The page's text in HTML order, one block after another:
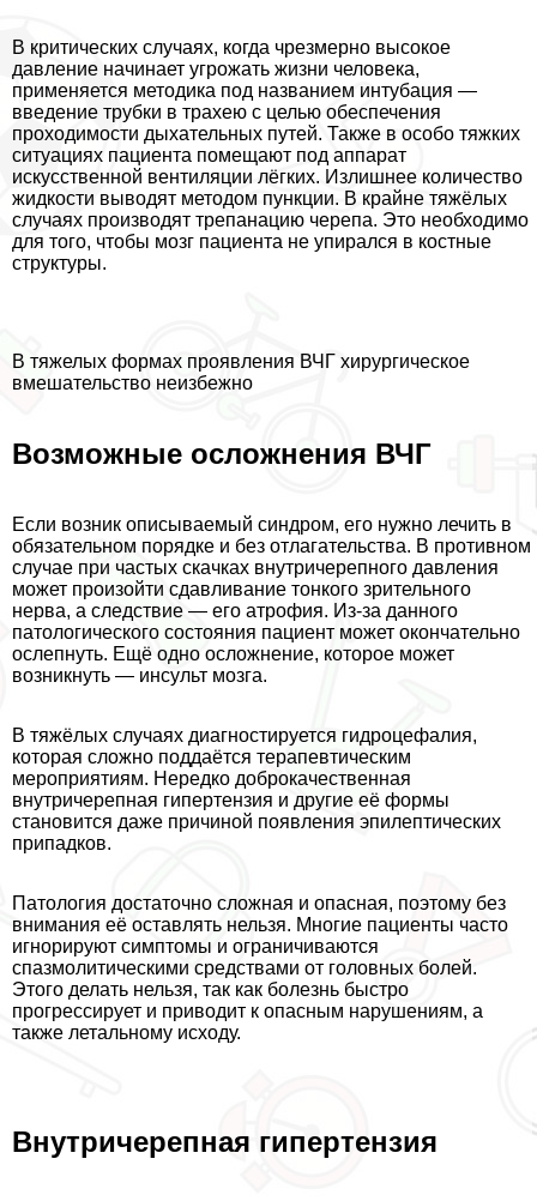
В критических случаях, когда чрезмерно высокое
давление начинает угрожать жизни человека,
применяется методика под названием интубация —
введение трубки в трахею с целью обеспечения
проходимости дыхательных путей. Также в особо тяжких
ситуациях пациента помещают под аппарат
искусственной вентиляции лёгких. Излишнее количество
жидкости выводят методом пункции. В крайне тяжёлых
случаях производят трепанацию черепа. Это необходимо
для того, чтобы мозг пациента не упирался в костные
структуры.
В тяжелых формах проявления ВЧГ хирургическое
вмешательство неизбежно
Возможные осложнения ВЧГ
Если возник описываемый синдром, его нужно лечить в
обязательном порядке и без отлагательства. В противном
случае при частых скачках внутричерепного давления
может произойти сдавливание тонкого зрительного
нерва, а следствие — его атрофия. Из-за данного
патологического состояния пациент может окончательно
ослепнуть. Ещё одно осложнение, которое может
возникнуть — инсульт мозга.
В тяжёлых случаях диагностируется гидроцефалия,
которая сложно поддаётся терапевтическим
мероприятиям. Нередко доброкачественная
внутричерепная гипертензия и другие её формы
становится даже причиной появления эпилептических
припадков.
Патология достаточно сложная и опасная, поэтому без
внимания её оставлять нельзя. Многие пациенты часто
игнорируют симптомы и ограничиваются
спазмолитическими средствами от головных болей.
Этого делать нельзя, так как болезнь быстро
прогрессирует и приводит к опасным нарушениям, а
также летальному исходу.
Внутричерепная гипертензия